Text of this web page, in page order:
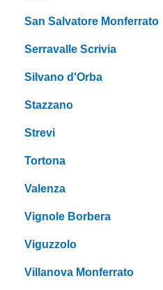
San Salvatore Monferrato
Serravalle Scrivia
Silvano d'Orba
Stazzano
Strevi
Tortona
Valenza
Vignole Borbera
Viguzzolo
Villanova Monferrato